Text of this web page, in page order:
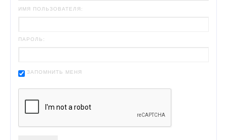
ИМЯ ПОЛЬЗОВАТЕЛЯ:
ПАРОЛЬ:
ЗАПОМНИТЬ МЕНЯ